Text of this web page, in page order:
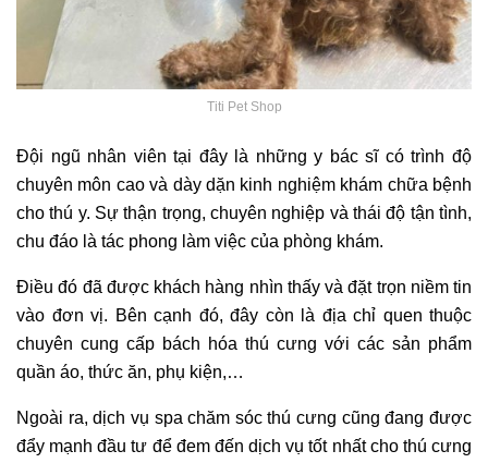
Titi Pet Shop
Đội ngũ nhân viên tại đây là những y bác sĩ có trình độ
chuyên môn cao và dày dặn kinh nghiệm khám chữa bệnh
cho thú y. Sự thận trọng, chuyên nghiệp và thái độ tận tình,
chu đáo là tác phong làm việc của phòng khám.
Điều đó đã được khách hàng nhìn thấy và đặt trọn niềm tin
vào đơn vị. Bên cạnh đó, đây còn là địa chỉ quen thuộc
chuyên cung cấp bách hóa thú cưng với các sản phẩm
quần áo, thức ăn, phụ kiện,…
Ngoài ra, dịch vụ spa chăm sóc thú cưng cũng đang được
đẩy mạnh đầu tư để đem đến dịch vụ tốt nhất cho thú cưng